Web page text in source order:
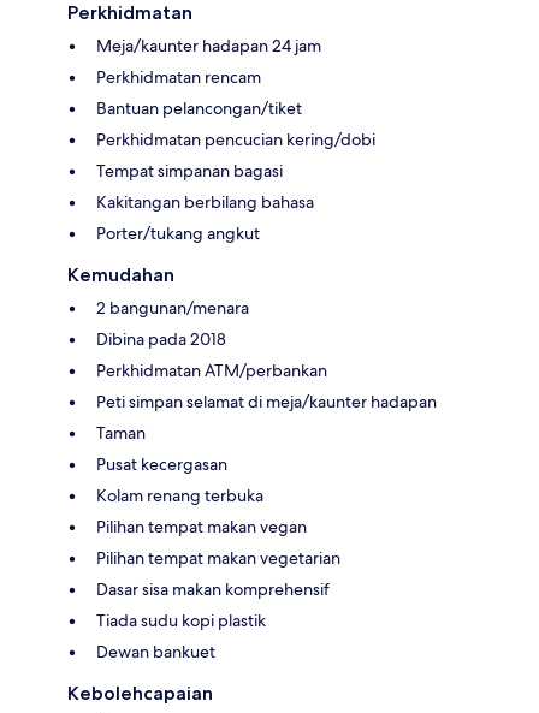
Perkhidmatan
Meja/kaunter hadapan 24 jam
Perkhidmatan rencam
Bantuan pelancongan/tiket
Perkhidmatan pencucian kering/dobi
Tempat simpanan bagasi
Kakitangan berbilang bahasa
Porter/tukang angkut
Kemudahan
2 bangunan/menara
Dibina pada 2018
Perkhidmatan ATM/perbankan
Peti simpan selamat di meja/kaunter hadapan
Taman
Pusat kecergasan
Kolam renang terbuka
Pilihan tempat makan vegan
Pilihan tempat makan vegetarian
Dasar sisa makan komprehensif
Tiada sudu kopi plastik
Dewan bankuet
Kebolehcapaian